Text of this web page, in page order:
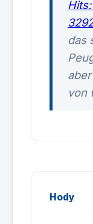
das
von
Hody